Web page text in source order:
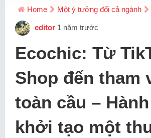
Home Một ý tưởng đổi cả ngành
editor 1 năm trước
Ecochic: Từ
Shop đến tham
toàn cầu –
khởi tạo một